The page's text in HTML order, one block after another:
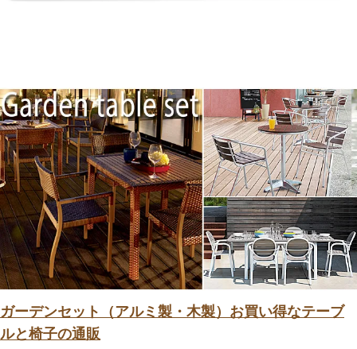
ガーデンセット（アルミ製・木製）お買い得なテーブ
ルと椅子の通販